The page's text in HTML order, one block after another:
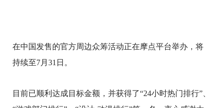
在中国发售的官方周边众筹活动正在摩点平台举办，将
持续至7月31日。
目前已顺利达成目标金额，并获得了“24小时热门排行”、